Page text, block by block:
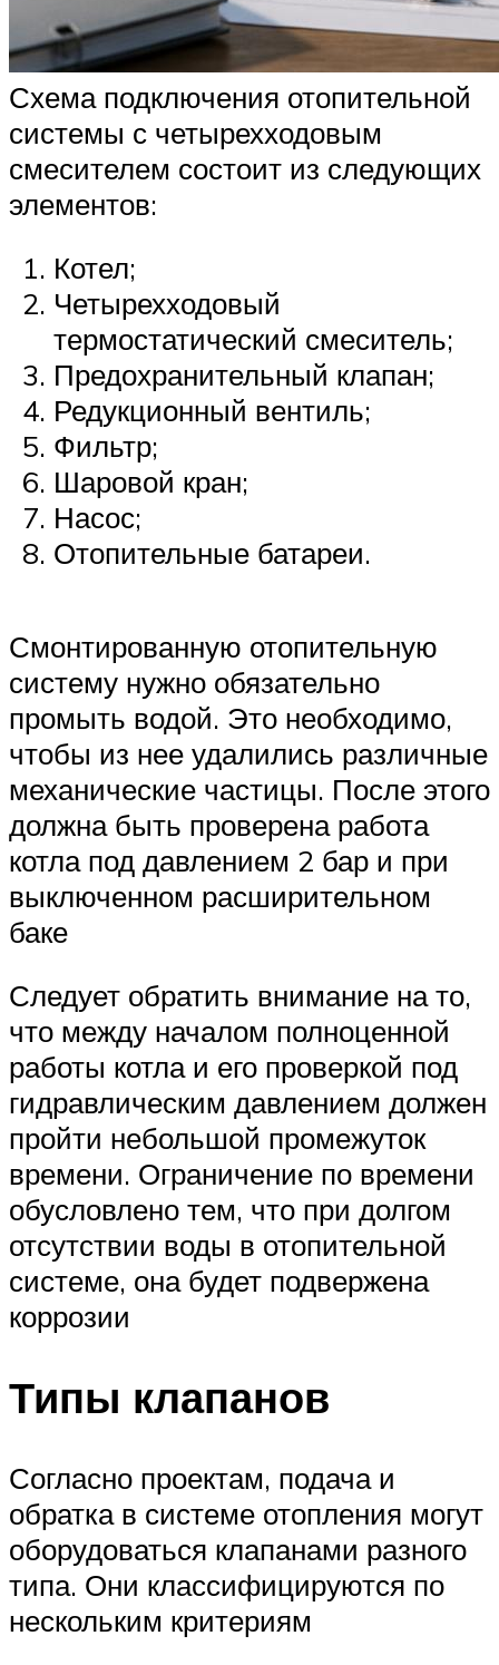
Схема подключения отопительной
системы с четырехходовым
смесителем состоит из следующих
элементов:
Котел;
Четырехходовый
термостатический смеситель;
Предохранительный клапан;
Редукционный вентиль;
Фильтр;
Шаровой кран;
Насос;
Отопительные батареи.
Смонтированную отопительную
систему нужно обязательно
промыть водой. Это необходимо,
чтобы из нее удалились различные
механические частицы. После этого
должна быть проверена работа
котла под давлением 2 бар и при
выключенном расширительном
баке
Следует обратить внимание на то,
что между началом полноценной
работы котла и его проверкой под
гидравлическим давлением должен
пройти небольшой промежуток
времени. Ограничение по времени
обусловлено тем, что при долгом
отсутствии воды в отопительной
системе, она будет подвержена
коррозии
Типы клапанов
Согласно проектам, подача и
обратка в системе отопления могут
оборудоваться клапанами разного
типа. Они классифицируются по
нескольким критериям